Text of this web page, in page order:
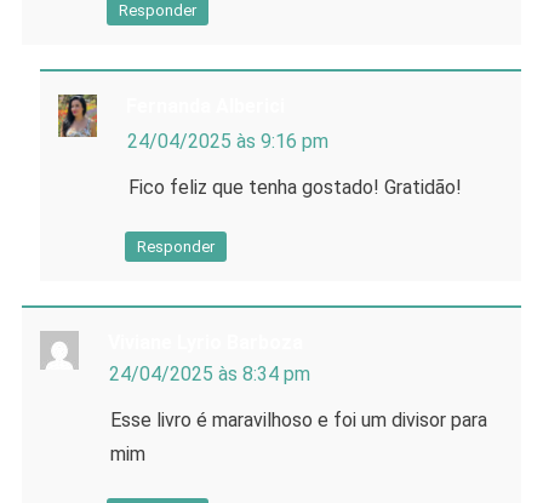
Responder
24/04/2025 às 9:16 pm
Fico feliz que tenha gostado! Gratidão!
Responder
24/04/2025 às 8:34 pm
Esse livro é maravilhoso e foi um divisor para
mim